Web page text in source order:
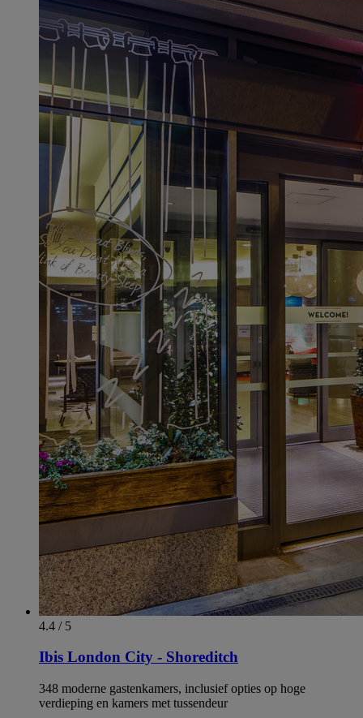
4.4 / 5
Ibis London City - Shoreditch
348 moderne gastenkamers, inclusief opties op hoge
verdieping en kamers met tussendeur